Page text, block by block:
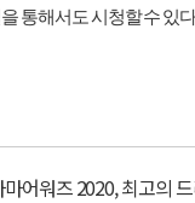
통해서도시청할수있
어워즈 2020, 최고의